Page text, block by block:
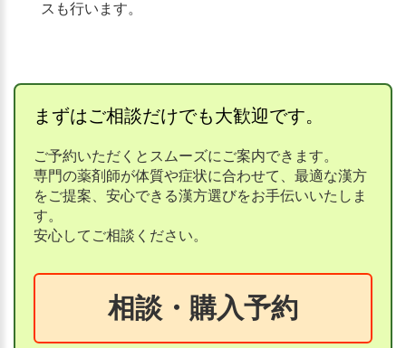
スも行います。
まずはご相談だけでも大歓迎です。
ご予約いただくとスムーズにご案内できます。
専門の薬剤師が体質や症状に合わせて、最適な漢方
をご提案、安心できる漢方選びをお手伝いいたしま
す。
安心してご相談ください。
相談・購入予約